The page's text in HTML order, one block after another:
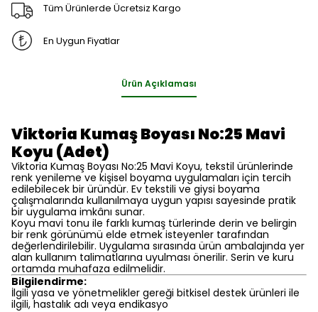
Tüm Ürünlerde Ücretsiz Kargo
En Uygun Fiyatlar
Ürün Açıklaması
Viktoria Kumaş Boyası No:25 Mavi
Koyu (Adet)
Viktoria Kumaş Boyası No:25 Mavi Koyu, tekstil ürünlerinde
renk yenileme ve kişisel boyama uygulamaları için tercih
edilebilecek bir üründür. Ev tekstili ve giysi boyama
çalışmalarında kullanılmaya uygun yapısı sayesinde pratik
bir uygulama imkânı sunar.
Koyu mavi tonu ile farklı kumaş türlerinde derin ve belirgin
bir renk görünümü elde etmek isteyenler tarafından
değerlendirilebilir. Uygulama sırasında ürün ambalajında yer
alan kullanım talimatlarına uyulması önerilir. Serin ve kuru
ortamda muhafaza edilmelidir.
Bilgilendirme:
İlgili yasa ve yönetmelikler gereği bitkisel destek ürünleri ile
ilgili, hastalık adı veya endikasyo